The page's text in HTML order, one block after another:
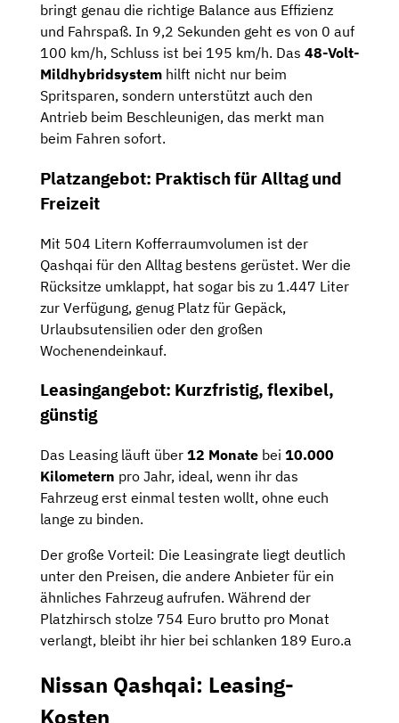
bringt genau die richtige Balance aus Effizienz
und Fahrspaß. In 9,2 Sekunden geht es von 0 auf
100 km/h, Schluss ist bei 195 km/h. Das 48-Volt-
Mildhybridsystem hilft nicht nur beim
Spritsparen, sondern unterstützt auch den
Antrieb beim Beschleunigen, das merkt man
beim Fahren sofort.
Platzangebot: Praktisch für Alltag und
Freizeit
Mit 504 Litern Kofferraumvolumen ist der
Qashqai für den Alltag bestens gerüstet. Wer die
Rücksitze umklappt, hat sogar bis zu 1.447 Liter
zur Verfügung, genug Platz für Gepäck,
Urlaubsutensilien oder den großen
Wochenendeinkauf.
Leasingangebot: Kurzfristig, flexibel,
günstig
Das Leasing läuft über 12 Monate bei 10.000
Kilometern pro Jahr, ideal, wenn ihr das
Fahrzeug erst einmal testen wollt, ohne euch
lange zu binden.
Der große Vorteil: Die Leasingrate liegt deutlich
unter den Preisen, die andere Anbieter für ein
ähnliches Fahrzeug aufrufen. Während der
Platzhirsch stolze 754 Euro brutto pro Monat
verlangt, bleibt ihr hier bei schlanken 189 Euro.a
Nissan Qashqai: Leasing-
Kosten